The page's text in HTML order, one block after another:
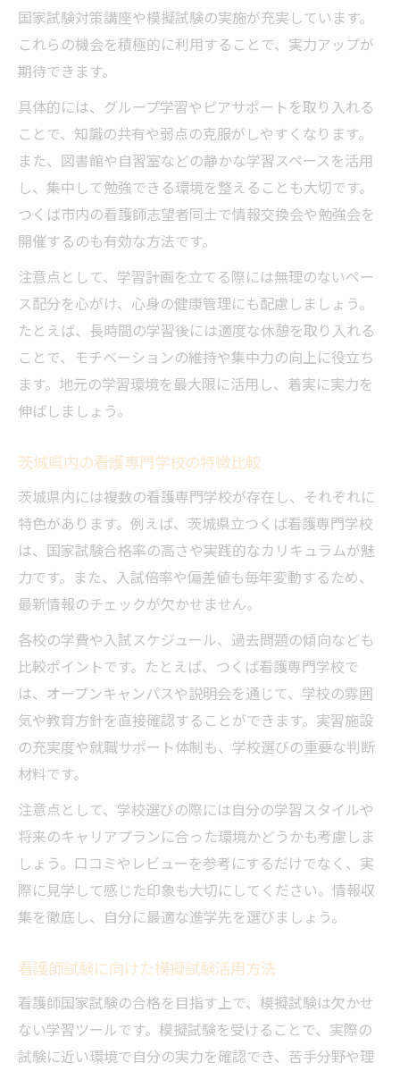
国家試験対策講座や模擬試験の実施が充実しています。
これらの機会を積極的に利用することで、実力アップが
期待できます。
具体的には、グループ学習やピアサポートを取り入れる
ことで、知識の共有や弱点の克服がしやすくなります。
また、図書館や自習室などの静かな学習スペースを活用
し、集中して勉強できる環境を整えることも大切です。
つくば市内の看護師志望者同士で情報交換会や勉強会を
開催するのも有効な方法です。
注意点として、学習計画を立てる際には無理のないペー
ス配分を心がけ、心身の健康管理にも配慮しましょう。
たとえば、長時間の学習後には適度な休憩を取り入れる
ことで、モチベーションの維持や集中力の向上に役立ち
ます。地元の学習環境を最大限に活用し、着実に実力を
伸ばしましょう。
茨城県内の看護専門学校の特徴比較
茨城県内には複数の看護専門学校が存在し、それぞれに
特色があります。例えば、茨城県立つくば看護専門学校
は、国家試験合格率の高さや実践的なカリキュラムが魅
力です。また、入試倍率や偏差値も毎年変動するため、
最新情報のチェックが欠かせません。
各校の学費や入試スケジュール、過去問題の傾向なども
比較ポイントです。たとえば、つくば看護専門学校で
は、オープンキャンパスや説明会を通じて、学校の雰囲
気や教育方針を直接確認することができます。実習施設
の充実度や就職サポート体制も、学校選びの重要な判断
材料です。
注意点として、学校選びの際には自分の学習スタイルや
将来のキャリアプランに合った環境かどうかも考慮しま
しょう。口コミやレビューを参考にするだけでなく、実
際に見学して感じた印象も大切にしてください。情報収
集を徹底し、自分に最適な進学先を選びましょう。
看護師試験に向けた模擬試験活用方法
看護師国家試験の合格を目指す上で、模擬試験は欠かせ
ない学習ツールです。模擬試験を受けることで、実際の
試験に近い環境で自分の実力を確認でき、苦手分野や理